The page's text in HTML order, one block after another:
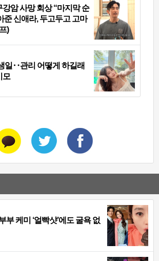
강암 사망 회상 “마지막 순
준 신애라, 두고두고 고마
)
일‥관리 어떻게 하길래
모
부 케미 ‘얼빡샷’에도 굴욕 없